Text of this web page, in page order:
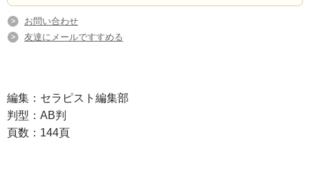
お問い合わせ
友達にメールですすめる
編集：セラピスト編集部
判型：AB判
頁数：144頁